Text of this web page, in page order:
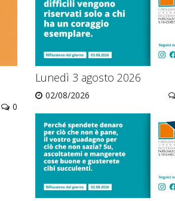
0
Lunedì 3 agosto 2026
02/08/2026